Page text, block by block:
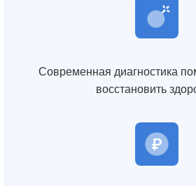
Современная диагностика
восстановить